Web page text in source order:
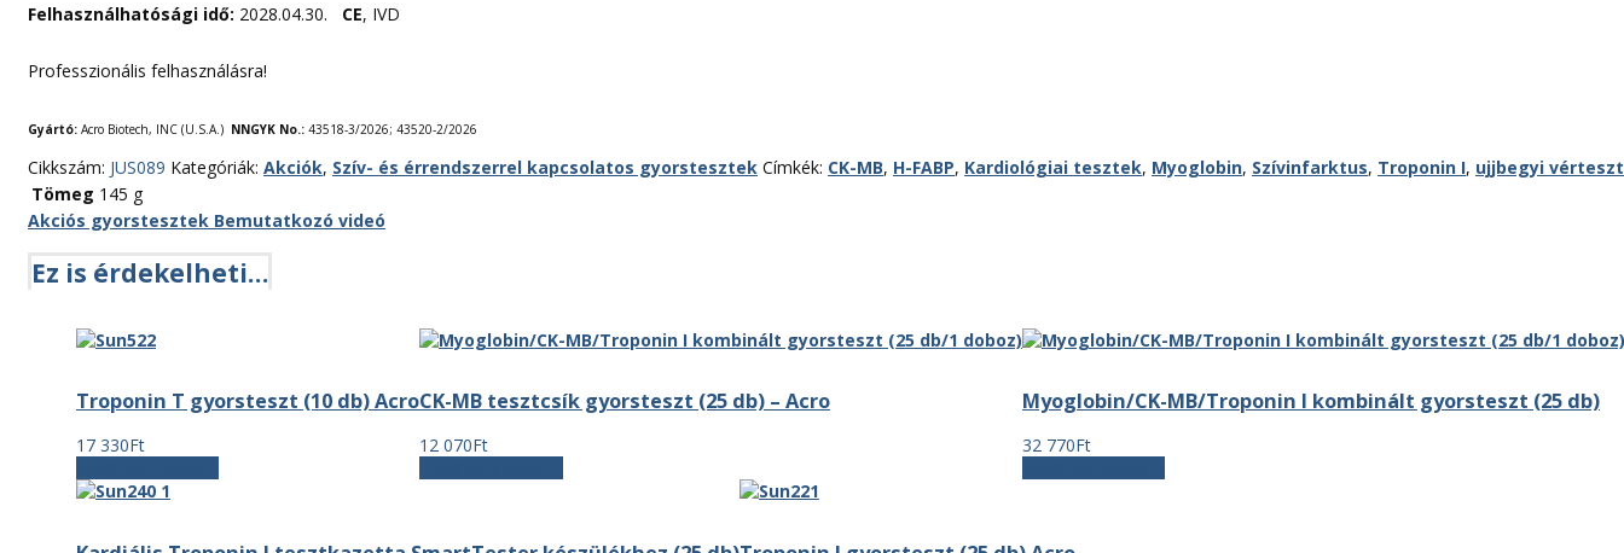
Felhasználhatósági idő: 2028.04.30. CE, IVD
Professzionális felhasználásra!
Gyártó: Acro Biotech, INC (U.S.A.) NNGYK No.: 43518-3/2026; 43520-2/2026
Cikkszám: JUS089 Kategóriák: Akciók, Szív- és érrendszerrel kapcsolatos gyorstesztek Címkék: CK-MB, H-FABP, Kardiológiai tesztek, Myoglobin, Szívinfarktus, Troponin I, ujjbegyi vérteszt
Tömeg 145 g
Akciós gyorstesztek Bemutatkozó videó
Ez is érdekelheti…
Troponin T gyorsteszt (10 db) Acro
17 330Ft
CK-MB tesztcsík gyorsteszt (25 db) – Acro
12 070Ft
Myoglobin/CK-MB/Troponin I kombinált gyorsteszt (25 db)
32 770Ft